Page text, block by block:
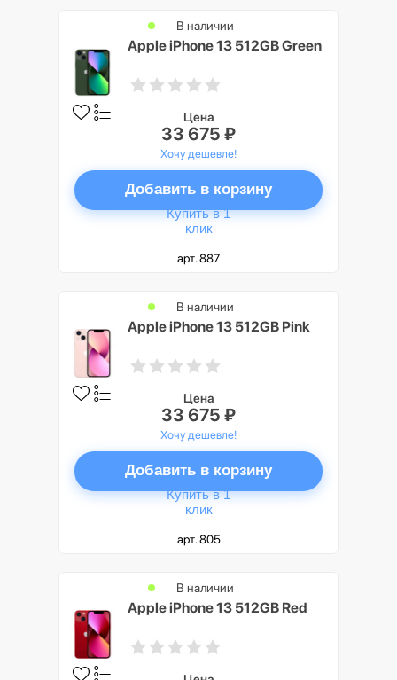
Apple iPhone 13 512GB Green
В наличии
Цена
33 675 ₽
Хочу дешевле!
Добавить в корзину
Купить в 1
клик
арт. 887
Apple iPhone 13 512GB Pink
В наличии
Цена
33 675 ₽
Хочу дешевле!
Добавить в корзину
Купить в 1
клик
арт. 805
Apple iPhone 13 512GB Red
В наличии